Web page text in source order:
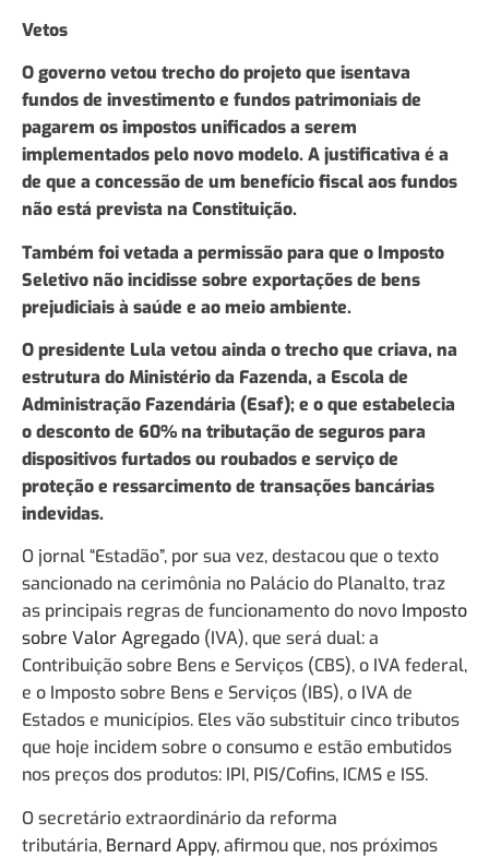
Vetos
O governo vetou trecho do projeto que isentava
fundos de investimento e fundos patrimoniais de
pagarem os impostos unificados a serem
implementados pelo novo modelo. A justificativa é a
de que a concessão de um benefício fiscal aos fundos
não está prevista na Constituição.
Também foi vetada a permissão para que o Imposto
Seletivo não incidisse sobre exportações de bens
prejudiciais à saúde e ao meio ambiente.
O presidente Lula vetou ainda o trecho que criava, na
estrutura do Ministério da Fazenda, a Escola de
Administração Fazendária (Esaf); e o que estabelecia
o desconto de 60% na tributação de seguros para
dispositivos furtados ou roubados e serviço de
proteção e ressarcimento de transações bancárias
indevidas.
O jornal “Estadão”, por sua vez, destacou que o texto
sancionado na cerimônia no Palácio do Planalto, traz
as principais regras de funcionamento do novo Imposto
sobre Valor Agregado (IVA), que será dual: a
Contribuição sobre Bens e Serviços (CBS), o IVA federal,
e o Imposto sobre Bens e Serviços (IBS), o IVA de
Estados e municípios. Eles vão substituir cinco tributos
que hoje incidem sobre o consumo e estão embutidos
nos preços dos produtos: IPI, PIS/Cofins, ICMS e ISS.
O secretário extraordinário da reforma
tributária, Bernard Appy, afirmou que, nos próximos